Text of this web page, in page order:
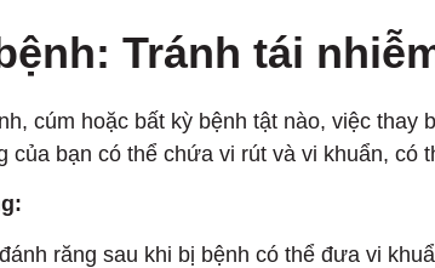
Tránh tái
cúm hoặc bất kỳ bệnh tật nào, việc thay
của bạn có thể chứa vi rút và vi khuẩn, có
răng sau khi bị bệnh có thể đưa vi